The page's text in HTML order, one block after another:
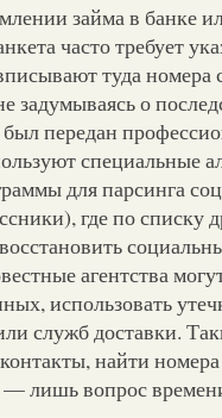
займа в банке
часто требует
туда номера
задумываясь о
передан
специальные
для парсинга
где по списку
агентства
использовать
служб доставки.
найти
— лишь вопрос